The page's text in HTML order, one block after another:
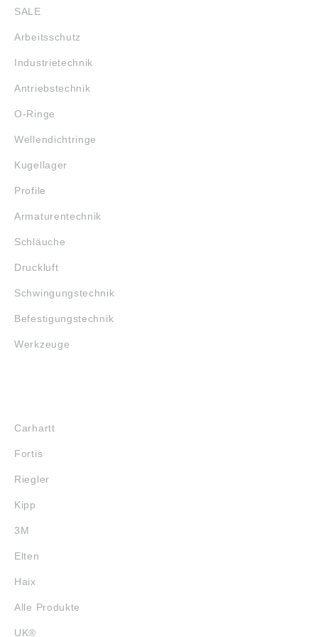
SALE
Arbeitsschutz
Industrietechnik
Antriebstechnik
O-Ringe
Wellendichtringe
Kugellager
Profile
Armaturentechnik
Schläuche
Druckluft
Schwingungstechnik
Befestigungstechnik
Werkzeuge
Carhartt
Fortis
Riegler
Kipp
3M
Elten
Haix
Alle Produkte
UK®